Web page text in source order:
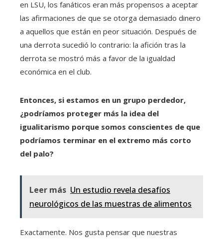
en LSU, los fanáticos eran más propensos a aceptar
las afirmaciones de que se otorga demasiado dinero
a aquellos que están en peor situación. Después de
una derrota sucedió lo contrario: la afición tras la
derrota se mostró más a favor de la igualdad
económica en el club.
Entonces, si estamos en un grupo perdedor,
¿podríamos proteger más la idea del
igualitarismo porque somos conscientes de que
podríamos terminar en el extremo más corto
del palo?
Leer más Un estudio revela desafíos
neurológicos de las muestras de alimentos
Exactamente. Nos gusta pensar que nuestras